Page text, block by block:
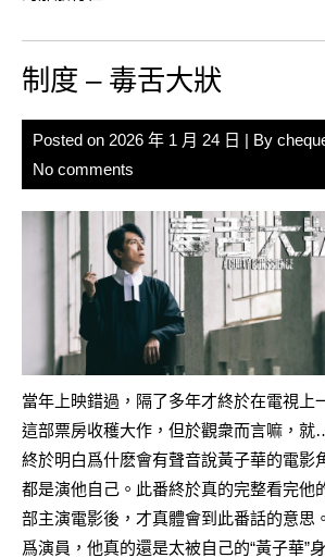
制度 – 毒舌大狀
Posted on 2026 年 1 月 24 日 | By
No comments
當年上映錯過，隔了多年才終於在電視上
這部票房收穫大作，但於觀衆而言嘛，
終於明白爲什麽會有聲音說黃子華的電影
都是演他自己。此番終於真的完整看完他
部主演電影後，才真體會到此番話的意思
爲演員，他真的還是太被自己的“黃子華”